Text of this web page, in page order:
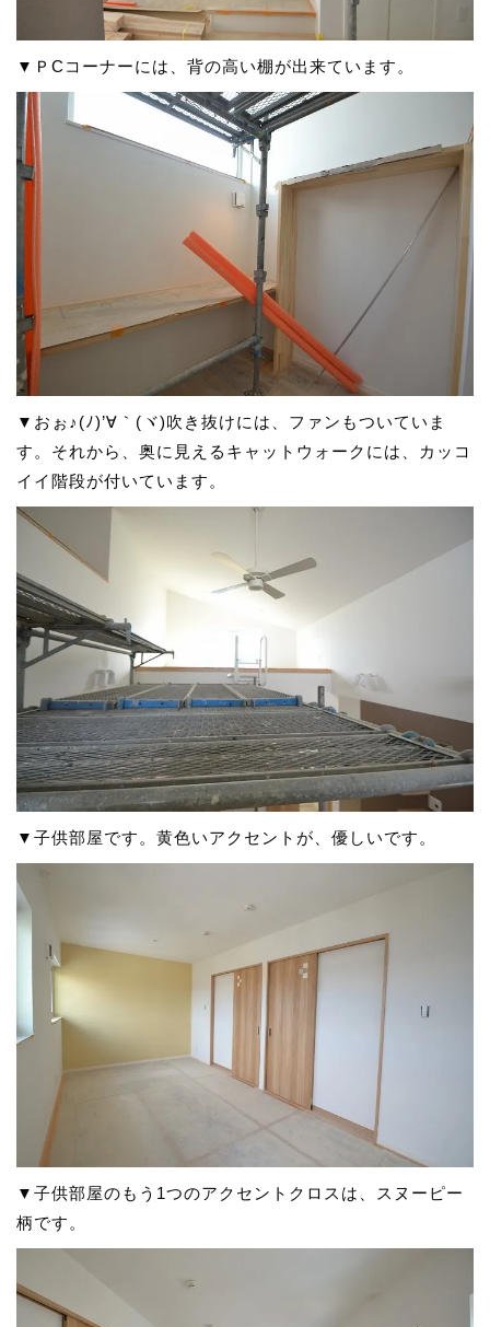
▼ＰCコーナーには、背の高い棚が出来ています。
▼おぉ♪(ﾉ)’∀｀(ヾ)吹き抜けには、ファンもついていま
す。それから、奥に見えるキャットウォークには、カッコ
イイ階段が付いています。
▼子供部屋です。黄色いアクセントが、優しいです。
▼子供部屋のもう1つのアクセントクロスは、スヌーピー
柄です。